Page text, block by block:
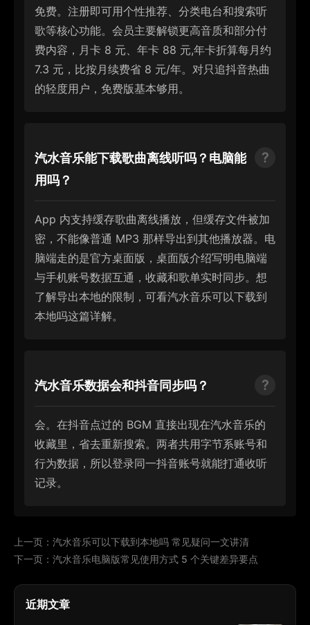
免费。注册即可用个性推荐、分类电台和搜索听
歌等核心功能。会员主要解锁更高音质和部分付
费内容，月卡 8 元、年卡 88 元,年卡折算每月约
7.3 元，比按月续费省 8 元/年。对只追抖音热曲
的轻度用户，免费版基本够用。
汽水音乐能下载歌曲离线听吗？电脑能
用吗？
App 内支持缓存歌曲离线播放，但缓存文件被加
密，不能像普通 MP3 那样导出到其他播放器。电
脑端走的是官方桌面版，桌面版介绍写明电脑端
与手机账号数据互通，收藏和歌单实时同步。想
了解导出本地的限制，可看汽水音乐可以下载到
本地吗这篇详解。
汽水音乐数据会和抖音同步吗？
会。在抖音点过的 BGM 直接出现在汽水音乐的
收藏里，省去重新搜索。两者共用字节系账号和
行为数据，所以登录同一抖音账号就能打通收听
记录。
上一页： 汽水音乐可以下载到本地吗 常见疑问一文讲清
下一页： 汽水音乐电脑版常见使用方式 5 个关键差异要点
近期文章